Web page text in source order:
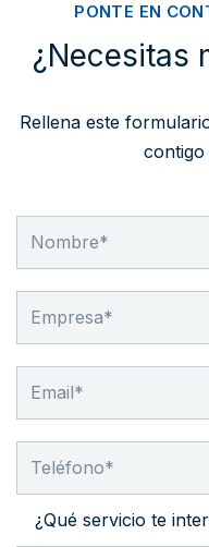
PONTE EN
¿Necesitas
Rellena este
contigo
¿Qué servicio te